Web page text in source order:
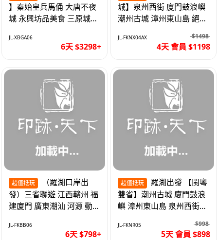
】秦始皇兵馬俑 大唐不夜
城 永興坊品美食 三原城隍
JL-XBGA06
6天 $3298+
城】泉州西街 廈門鼓浪嶼
潮州古城 漳州東山島 絕無
JL-FKNX04AX $1498
4天 會員 $1198
超值抵玩
發）三省聯遊 江西贛州 福
建廈門 廣東潮汕 河源 動車
JL-FKBB06
6天 $798+
超值抵玩
雙省】潮州古城 廈門鼓浪
嶼 漳州東山島 泉州西街
超值抵玩5天
JL-FKNR05 $998
5天 會員 $898